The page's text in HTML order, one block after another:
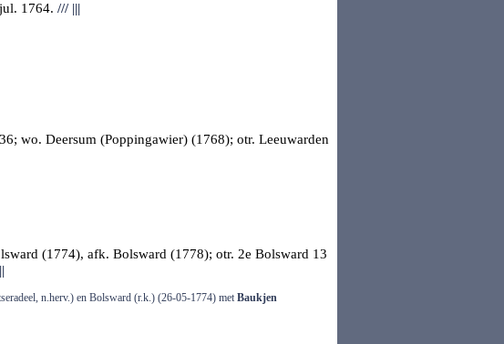
1764. ///|||
wo. Deersum (Poppingawier) (1768); otr. Leeuwarden
(1774), afk. Bolsward (1778); otr. 2e Bolsward 13
n.herv.) en Bolsward (r.k.) (26-05-1774) met Baukjen